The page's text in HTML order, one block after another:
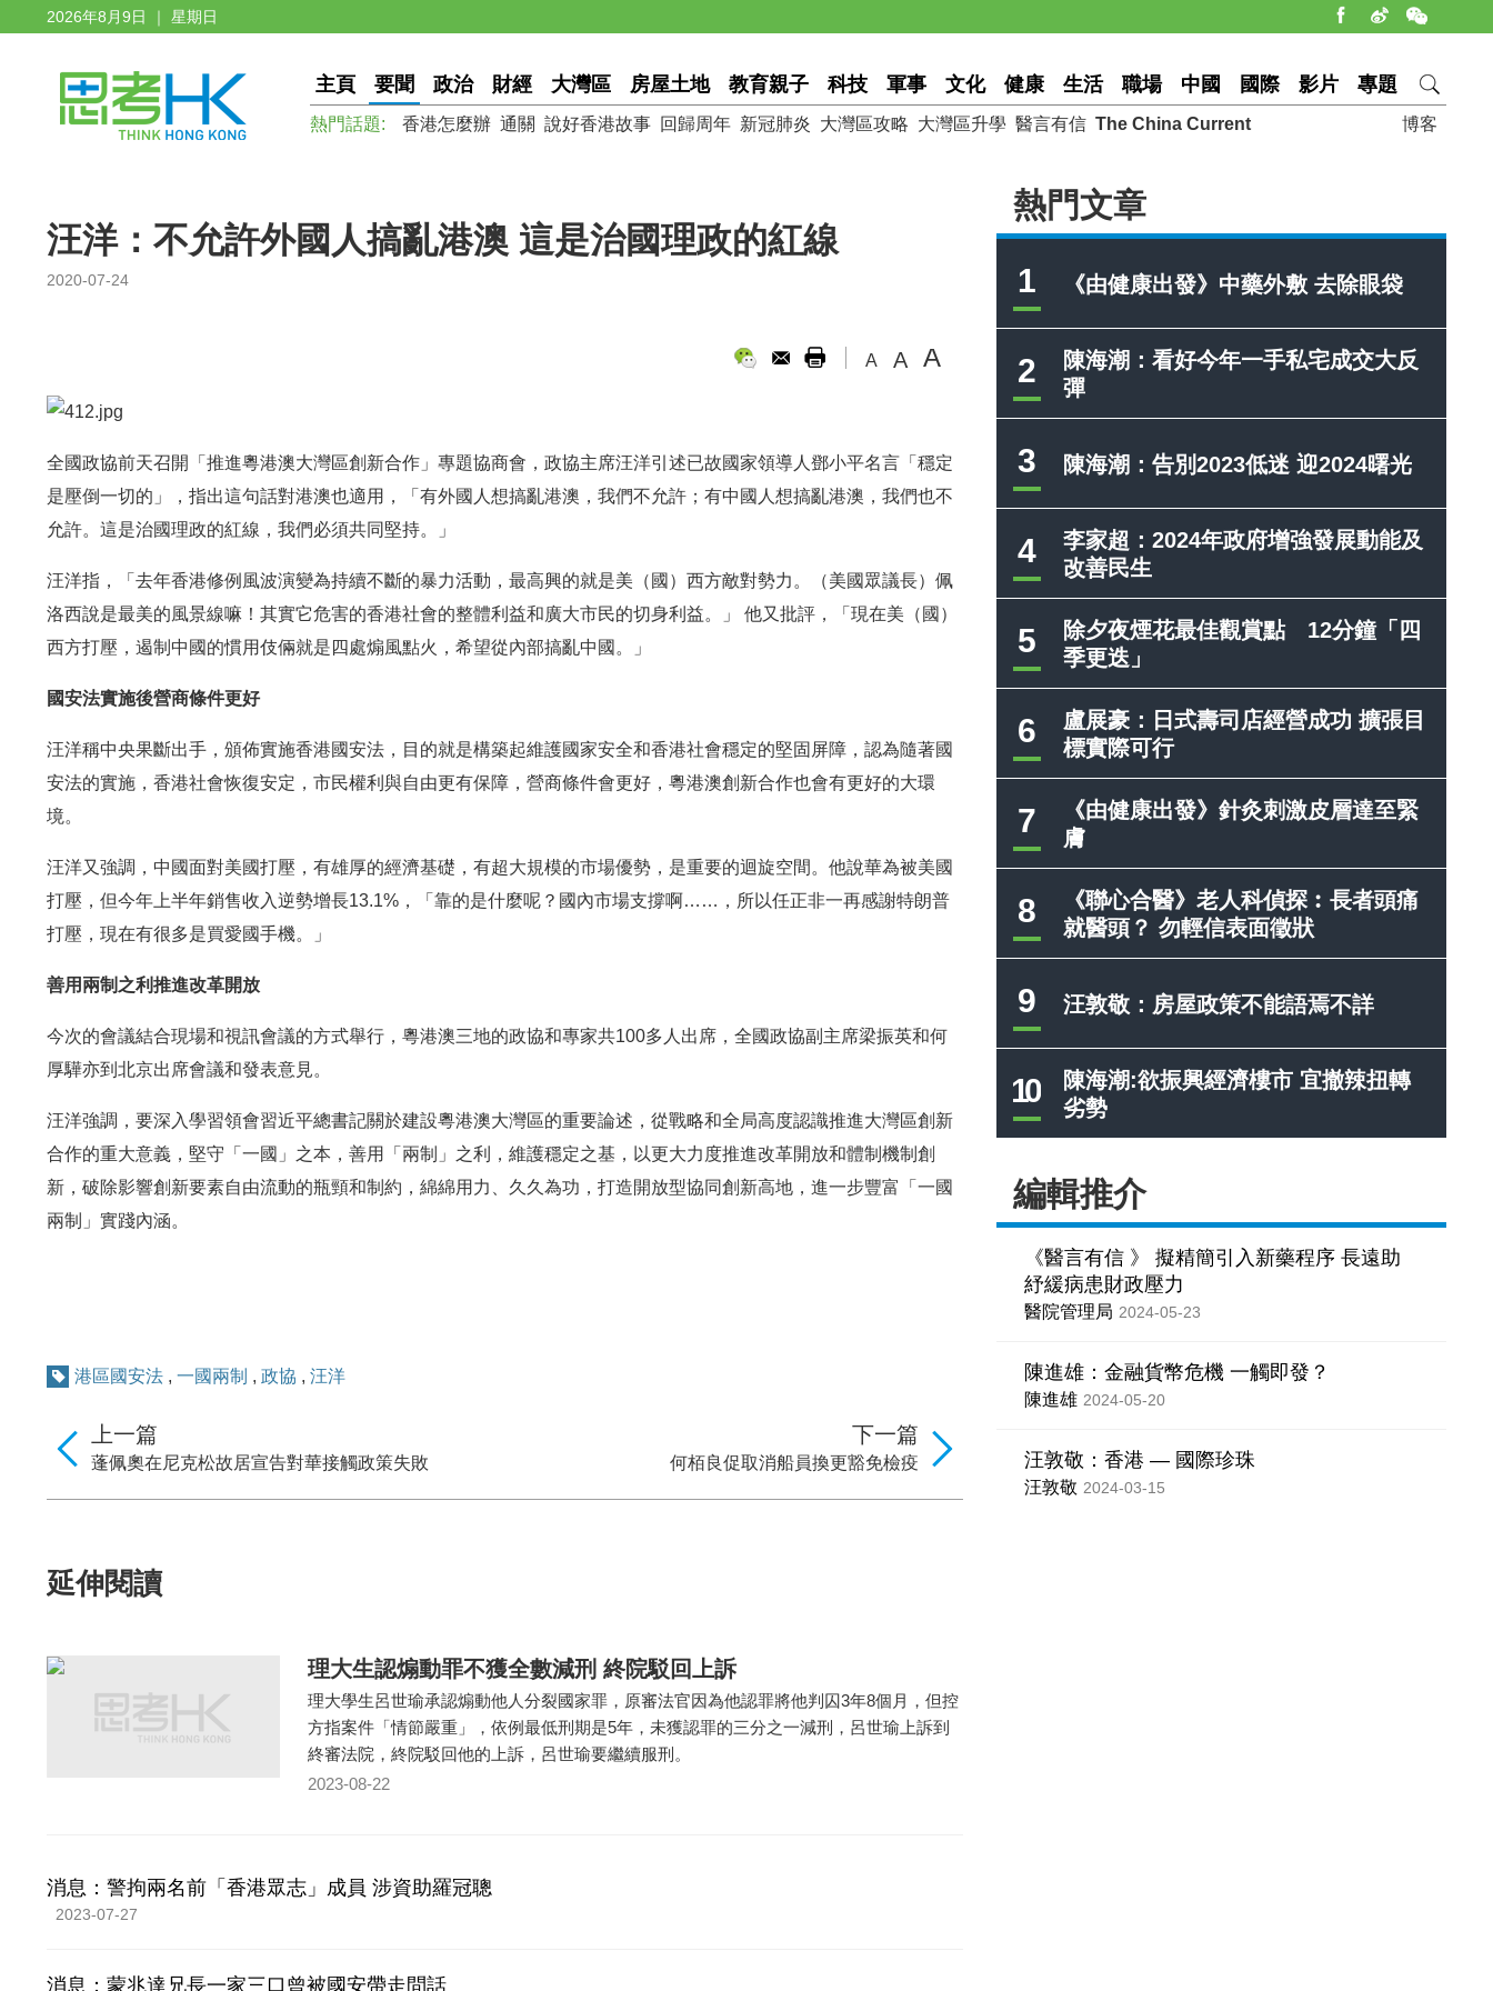
2026年8月9日 ｜ 星期日
主頁 要聞 政治 財經 大灣區 房屋土地 教育親子 科技 軍事 文化 健康 生活 職場 中國 國際 影片 專題
博客
熱門話題: 香港怎麼辦 通關 說好香港故事 回歸周年 新冠肺炎 大灣區攻略 大灣區升學 醫言有信 The China Current
熱門文章
1 《由健康出發》中藥外敷 去除眼袋
2
陳海潮：看好今年一手私宅成交大反
彈
3 陳海潮：告別2023低迷 迎2024曙光
4
李家超：2024年政府增強發展動能及
改善民生
5
除夕夜煙花最佳觀賞點 12分鐘「四
季更迭」
6
盧展豪：日式壽司店經營成功 擴張目
標實際可行
7
《由健康出發》針灸刺激皮層達至緊
膚
8
《聯心合醫》老人科偵探︰長者頭痛
就醫頭？ 勿輕信表面徵狀
9 汪敦敬：房屋政策不能語焉不詳
10
陳海潮:欲振興經濟樓市 宜撤辣扭轉
劣勢
編輯推介
《醫言有信 》 擬精簡引入新藥程序 長遠助
紓緩病患財政壓力
醫院管理局 2024-05-23
陳進雄：金融貨幣危機 一觸即發？
陳進雄 2024-05-20
汪敦敬：香港 — 國際珍珠
汪敦敬 2024-03-15
汪洋：不允許外國人搞亂港澳 這是治國理政的紅線
2020-07-24
A A A
全國政協前天召開「推進粵港澳大灣區創新合作」專題協商會，政協主席汪洋引述已故國家領導人鄧小平名言「穩定
是壓倒一切的」，指出這句話對港澳也適用，「有外國人想搞亂港澳，我們不允許；有中國人想搞亂港澳，我們也不
允許。這是治國理政的紅線，我們必須共同堅持。」
汪洋指，「去年香港修例風波演變為持續不斷的暴力活動，最高興的就是美（國）西方敵對勢力。（美國眾議長）佩
洛西說是最美的風景線嘛！其實它危害的香港社會的整體利益和廣大市民的切身利益。」 他又批評，「現在美（國）
西方打壓，遏制中國的慣用伎倆就是四處煽風點火，希望從內部搞亂中國。」
國安法實施後營商條件更好
汪洋稱中央果斷出手，頒佈實施香港國安法，目的就是構築起維護國家安全和香港社會穩定的堅固屏障，認為隨著國
安法的實施，香港社會恢復安定，市民權利與自由更有保障，營商條件會更好，粵港澳創新合作也會有更好的大環
境。
汪洋又強調，中國面對美國打壓，有雄厚的經濟基礎，有超大規模的市場優勢，是重要的迴旋空間。他說華為被美國
打壓，但今年上半年銷售收入逆勢增長13.1%，「靠的是什麼呢？國內市場支撐啊……，所以任正非一再感謝特朗普
打壓，現在有很多是買愛國手機。」
善用兩制之利推進改革開放
今次的會議結合現場和視訊會議的方式舉行，粵港澳三地的政協和專家共100多人出席，全國政協副主席梁振英和何
厚驊亦到北京出席會議和發表意見。
汪洋強調，要深入學習領會習近平總書記關於建設粵港澳大灣區的重要論述，從戰略和全局高度認識推進大灣區創新
合作的重大意義，堅守「一國」之本，善用「兩制」之利，維護穩定之基，以更大力度推進改革開放和體制機制創
新，破除影響創新要素自由流動的瓶頸和制約，綿綿用力、久久為功，打造開放型協同創新高地，進一步豐富「一國
兩制」實踐內涵。
港區國安法 , 一國兩制 , 政協 , 汪洋
下一篇
何栢良促取消船員換更豁免檢疫
上一篇
蓬佩奧在尼克松故居宣告對華接觸政策失敗
延伸閱讀
理大生認煽動罪不獲全數減刑 終院駁回上訴
理大學生呂世瑜承認煽動他人分裂國家罪，原審法官因為他認罪將他判囚3年8個月，但控
方指案件「情節嚴重」，依例最低刑期是5年，未獲認罪的三分之一減刑，呂世瑜上訴到
終審法院，終院駁回他的上訴，呂世瑜要繼續服刑。
2023-08-22
消息：警拘兩名前「香港眾志」成員 涉資助羅冠聰
2023-07-27
消息：蒙兆達兄長一家三口曾被國安帶走問話